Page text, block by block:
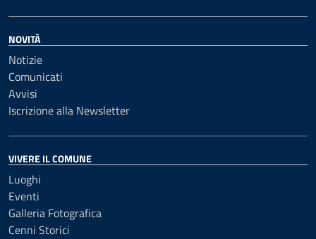
NOVITÀ
Notizie
Comunicati
Avvisi
Iscrizione alla Newsletter
VIVERE IL COMUNE
Luoghi
Eventi
Galleria Fotografica
Cenni Storici